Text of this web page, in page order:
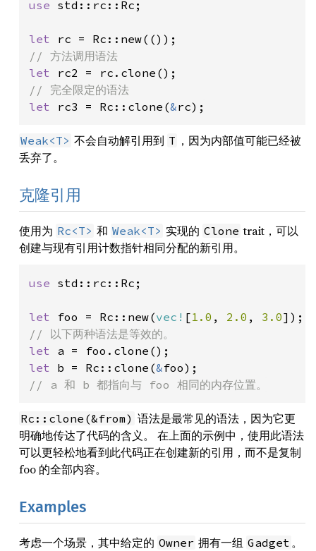
use std::rc::Rc;
let
let
let rc3 = Rc::clone(&rc);
Weak<T> 不会自动解引用到 T ，因为内部值可能已经被
丢弃了。
克隆引用
使用为 Rc<T> 和 Weak<T> 实现的 Clone trait，可以
创建与现有引用计数指针相同分配的新引用。
use std::rc::Rc;
let foo = Rc::new(vec! [1.0 , 2.0 , 3.0
let
let b = Rc::clone(&
// a 和 b 都指向与 foo 相同的内存位置。
Rc::clone(&from) 语法是最常见的语法，因为它更
明确地传达了代码的含义。 在上面的示例中，使用此语法
可以更轻松地看到此代码正在创建新的引用，而不是复制
foo 的全部内容。
Examples
考虑一个场景，其中给定的 Owner 拥有一组 Gadget 。